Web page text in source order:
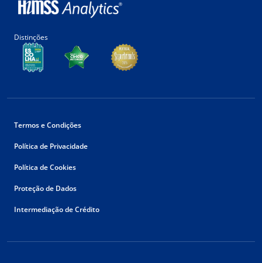
Distinções
Termos e Condições
Política de Privacidade
Política de Cookies
Proteção de Dados
Intermediação de Crédito